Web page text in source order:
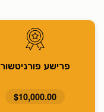
פרישע פורניטשור
$10,000.00